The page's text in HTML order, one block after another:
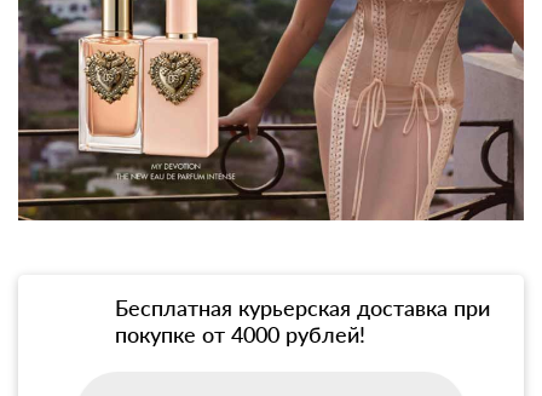
Бесплатная курьерская доставка при
покупке от 4000 рублей!